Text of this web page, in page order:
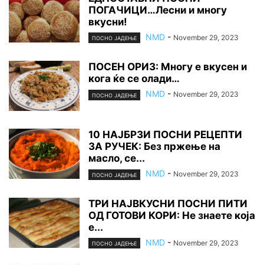
ПОГАЧИЦИ…Лесни и многу
вкусни!
ПОСНО ЈАДЕЊЕ NMD - November 29, 2023
ПОСЕН ОРИЗ: Многу е вкусен и
кога ќе се олади…
ПОСНО ЈАДЕЊЕ NMD - November 29, 2023
10 НАЈБРЗИ ПОСНИ РЕЦЕПТИ
ЗА РУЧЕК: Без пржење на
масло, се...
ПОСНО ЈАДЕЊЕ NMD - November 29, 2023
ТРИ НАЈВКУСНИ ПОСНИ ПИТИ
ОД ГОТОВИ КОРИ: Не знаете која
е...
ПОСНО ЈАДЕЊЕ NMD - November 29, 2023